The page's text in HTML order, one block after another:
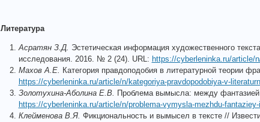
Литература
Асратян З.Д. Эстетическая информация художественного
исследования. 2016. № 2 (24). URL: https://cyberleninka.ru/article/
Махов А.Е. Категория правдоподобия в литературной теории
https://cyberleninka.ru/article/n/kategoriya-pravdopodobiya-v-
Золотухина-Аболина Е.В. Проблема вымысла: между
https://cyberleninka.ru/article/n/problema-vymysla-mezhdu-
Клейменова В.Я. Фикциональность и вымысел в тексте //